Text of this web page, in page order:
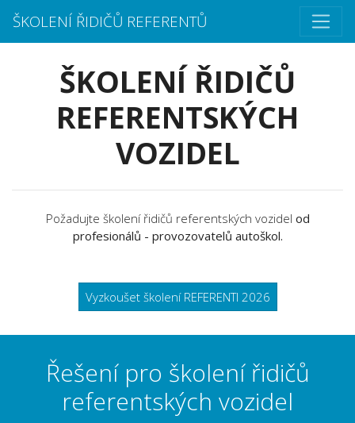
ŠKOLENÍ ŘIDIČŮ REFERENTŮ
ŠKOLENÍ ŘIDIČŮ
REFERENTSKÝCH
VOZIDEL
Požadujte školení řidičů referentských vozidel od
profesionálů - provozovatelů autoškol.
Vyzkoušet školení REFERENTI 2026
Řešení pro školení řidičů
referentských vozidel